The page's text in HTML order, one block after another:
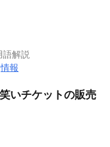
解説
情報
いチケットの販売